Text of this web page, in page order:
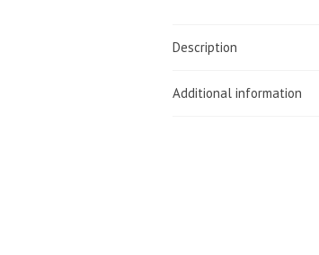
Description
Additional information